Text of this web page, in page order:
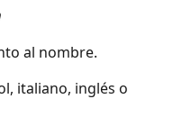
al nombre.
italiano, inglés o